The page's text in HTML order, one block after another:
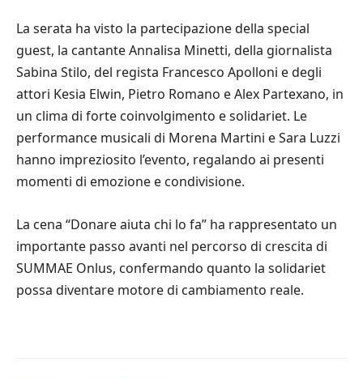
La serata ha visto la partecipazione della special
guest, la cantante Annalisa Minetti, della giornalista
Sabina Stilo, del regista Francesco Apolloni e degli
attori Kesia Elwin, Pietro Romano e Alex Partexano, in
un clima di forte coinvolgimento e solidariet. Le
performance musicali di Morena Martini e Sara Luzzi
hanno impreziosito l’evento, regalando ai presenti
momenti di emozione e condivisione.
La cena “Donare aiuta chi lo fa” ha rappresentato un
importante passo avanti nel percorso di crescita di
SUMMAE Onlus, confermando quanto la solidariet
possa diventare motore di cambiamento reale.